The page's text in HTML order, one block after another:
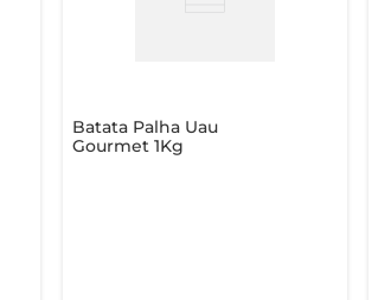
Batata Palha Uau
Gourmet 1Kg